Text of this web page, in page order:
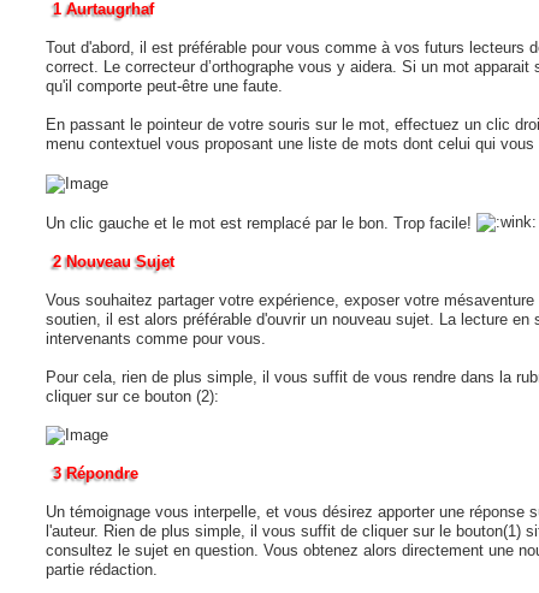
1 Aurtaugrhaf
Tout d'abord, il est préférable pour vous comme à vos futurs lecteurs
correct. Le correcteur d’orthographe vous y aidera. Si un mot apparait
qu'il comporte peut-être une faute.
En passant le pointeur de votre souris sur le mot, effectuez un clic
menu contextuel vous proposant une liste de mots dont celui qui
Un clic gauche et le mot est remplacé par le bon. Trop facile!
2 Nouveau Sujet
Vous souhaitez partager votre expérience, exposer votre
soutien, il est alors préférable d'ouvrir un nouveau sujet. La lecture en
intervenants comme pour vous.
Pour cela, rien de plus simple, il vous suffit de vous rendre dans la
cliquer sur ce bouton (2):
3 Répondre
Un témoignage vous interpelle, et vous désirez apporter une réponse
l'auteur. Rien de plus simple, il vous suffit de cliquer sur le bouton(1)
consultez le sujet en question. Vous obtenez alors directement une
partie rédaction.